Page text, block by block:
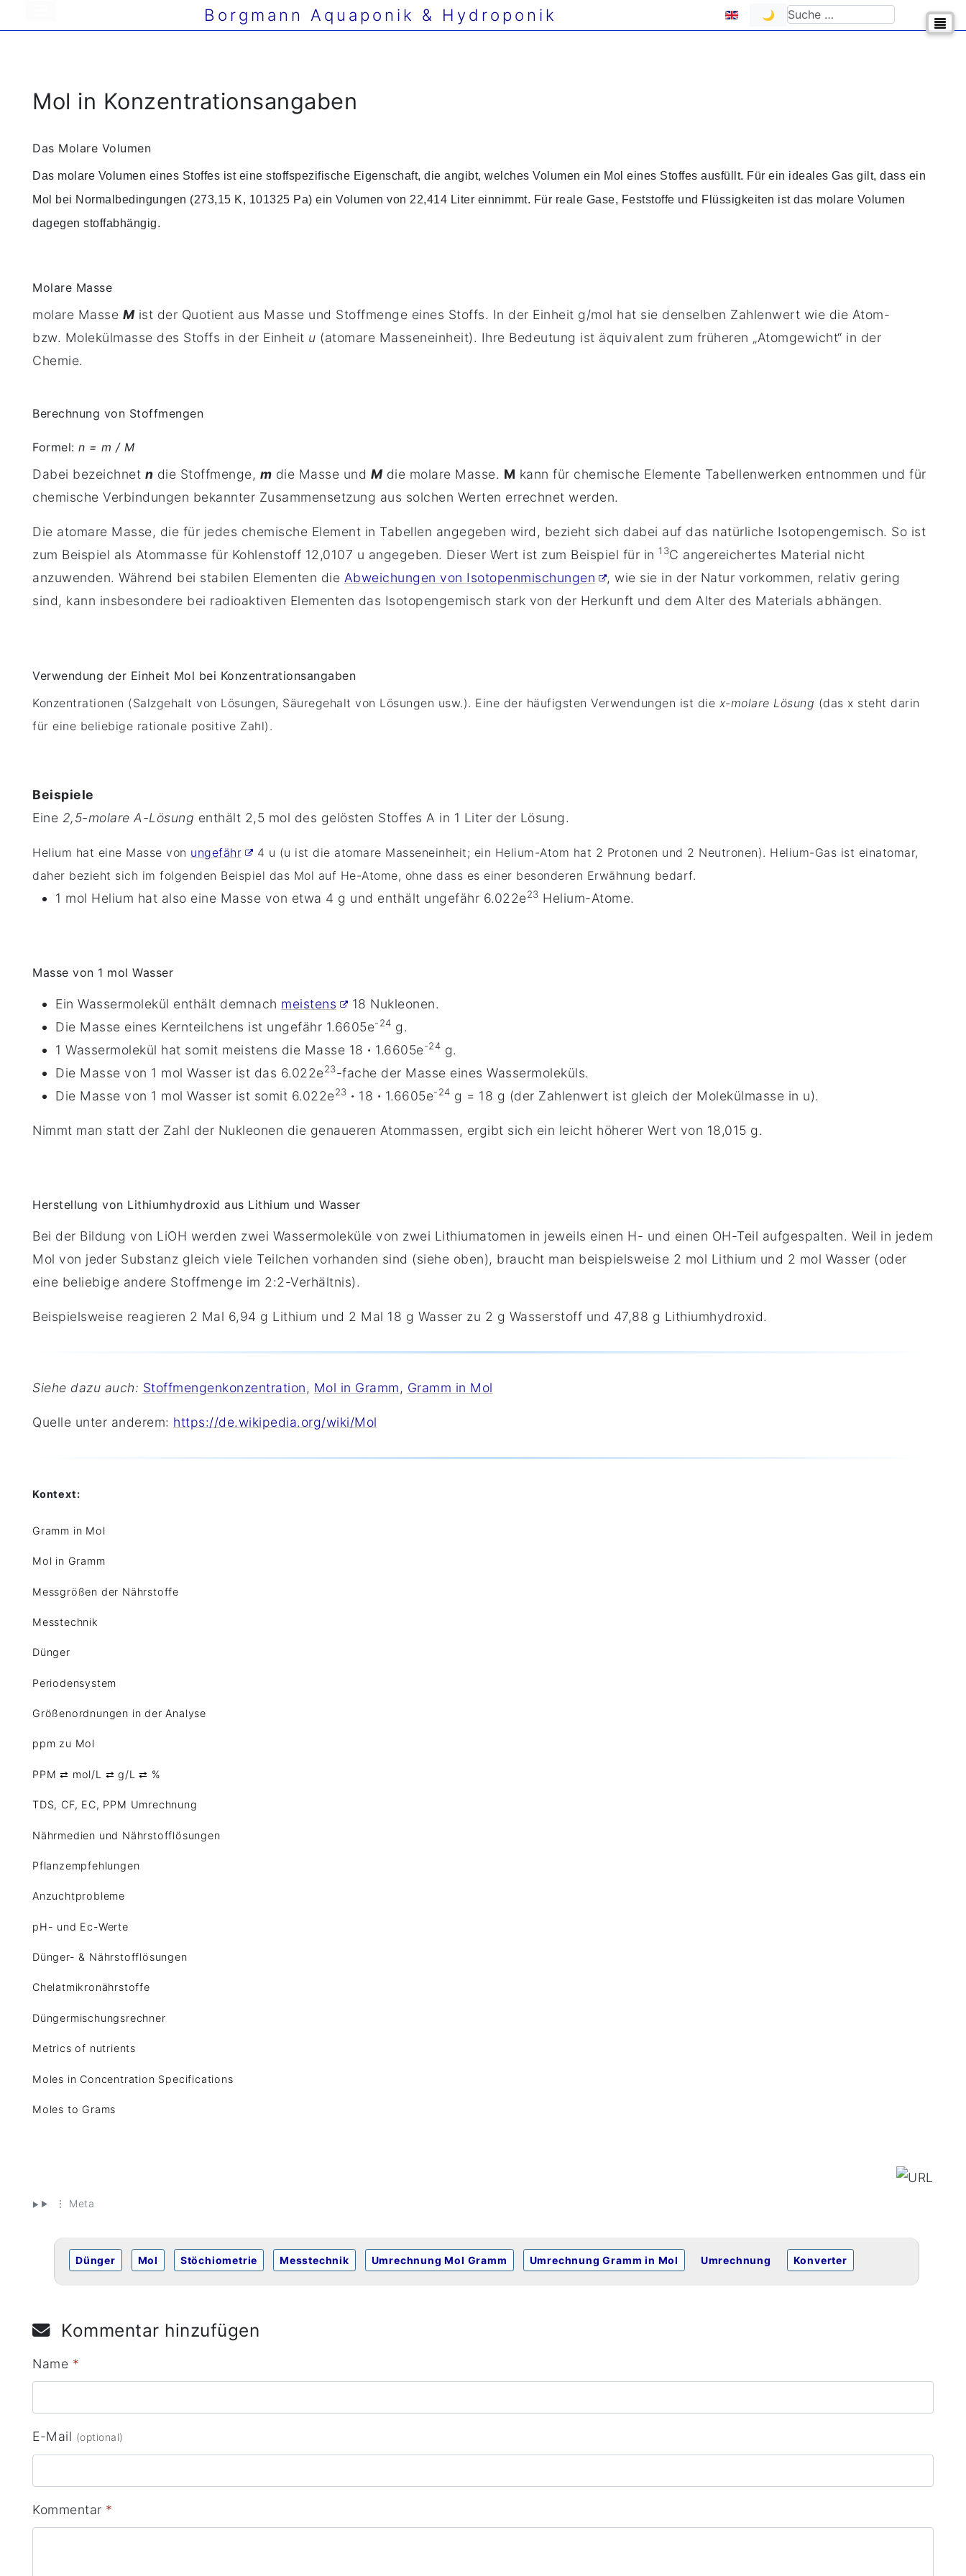
Borgmann Aquaponik & Hydroponik Sprache auswählen
🌙 Suchen
Mol in Konzentrationsangaben
Das Molare Volumen
Das molare Volumen eines Stoffes ist eine stoffspezifische Eigenschaft, die angibt, welches Volumen ein Mol eines Stoffes ausfüllt. Für ein ideales Gas gilt, dass ein
Mol bei Normalbedingungen (273,15 K, 101325 Pa) ein Volumen von 22,414 Liter einnimmt. Für reale Gase, Feststoffe und Flüssigkeiten ist das molare Volumen
dagegen stoffabhängig.
Molare Masse
molare Masse Mist der Quotient aus Masse und Stoffmenge eines Stoffs. In der Einheit g/mol hat sie denselben Zahlenwert wie die Atom-
bzw. Molekülmasse des Stoffs in der Einheit u (atomare Masseneinheit). Ihre Bedeutung ist äquivalent zum früheren „Atomgewicht“ in der
Chemie.
Berechnung von Stoffmengen
Formel: n = m / M
Dabei bezeichnet n die Stoffmenge, m die Masse und Mdie molare Masse. M kann für chemische Elemente Tabellenwerken entnommen und für
chemische Verbindungen bekannter Zusammensetzung aus solchen Werten errechnet werden.
Die atomare Masse, die für jedes chemische Element in Tabellen angegeben wird, bezieht sich dabei auf das natürliche Isotopengemisch. So ist
zum Beispiel als Atommasse für Kohlenstoff 12,0107 u angegeben. Dieser Wert ist zum Beispiel für in 13C angereichertes Material nicht
anzuwenden. Während bei stabilen Elementen die Abweichungen von Isotopenmischungen
, wie sie in der Natur vorkommen, relativ gering
sind, kann insbesondere bei radioaktiven Elementen das Isotopengemisch stark von der Herkunft und dem Alter des Materials abhängen.
Verwendung der Einheit Mol bei Konzentrationsangaben
Konzentrationen (Salzgehalt von Lösungen, Säuregehalt von Lösungen usw.). Eine der häufigsten Verwendungen ist die x-molare Lösung (das x steht darin
für eine beliebige rationale positive Zahl).
Beispiele
Eine 2,5-molare A-Lösung enthält 2,5 mol des gelösten Stoffes A in 1 Liter der Lösung.
Helium hat eine Masse von ungefähr
4 u (u ist die atomare Masseneinheit; ein Helium-Atom hat 2 Protonen und 2 Neutronen). Helium-Gas ist einatomar,
daher bezieht sich im folgenden Beispiel das Mol auf He-Atome, ohne dass es einer besonderen Erwähnung bedarf.
1 mol Helium hat also eine Masse von etwa 4 g und enthält ungefähr 6.022e23 Helium-Atome.
Masse von 1 mol Wasser
Ein Wassermolekül enthält demnach meistens
18 Nukleonen.
Die Masse eines Kernteilchens ist ungefähr 1.6605e-24 g.
1 Wassermolekül hat somit meistens die Masse 18 · 1.6605e-24 g.
Die Masse von 1 mol Wasser ist das 6.022e23-fache der Masse eines Wassermoleküls.
Die Masse von 1 mol Wasser ist somit 6.022e23 · 18 · 1.6605e-24 g = 18 g (der Zahlenwert ist gleich der Molekülmasse in u).
Nimmt man statt der Zahl der Nukleonen die genaueren Atommassen, ergibt sich ein leicht höherer Wert von 18,015 g.
Herstellung von Lithiumhydroxid aus Lithium und Wasser
Bei der Bildung von LiOH werden zwei Wassermoleküle von zwei Lithiumatomen in jeweils einen H- und einen OH-Teil aufgespalten. Weil in jedem
Mol von jeder Substanz gleich viele Teilchen vorhanden sind (siehe oben), braucht man beispielsweise 2 mol Lithium und 2 mol Wasser (oder
eine beliebige andere Stoffmenge im 2:2-Verhältnis).
Beispielsweise reagieren 2 Mal 6,94 g Lithium und 2 Mal 18 g Wasser zu 2 g Wasserstoff und 47,88 g Lithiumhydroxid.
Siehe dazu auch: Stoffmengenkonzentration, Mol in Gramm, Gramm in Mol
Quelle unter anderem: https://de.wikipedia.org/wiki/Mol
Kontext:
Gramm in Mol
Mol in Gramm
Messgrößen der Nährstoffe
Messtechnik
Dünger
Periodensystem
Größenordnungen in der Analyse
ppm zu Mol
PPM ⇄ mol/L ⇄ g/L ⇄ %
TDS, CF, EC, PPM Umrechnung
Nährmedien und Nährstofflösungen
Pflanzempfehlungen
Anzuchtprobleme
pH- und Ec-Werte
Dünger- & Nährstofflösungen
Chelatmikronährstoffe
Düngermischungsrechner
Metrics of nutrients
Moles in Concentration Specifications
Moles to Grams
⋮ Meta
Dünger Mol Stöchiometrie Messtechnik Umrechnung Mol Gramm Umrechnung Gramm in Mol Umrechnung Konverter
Kommentar hinzufügen
Name *
E-Mail (optional)
Kommentar *